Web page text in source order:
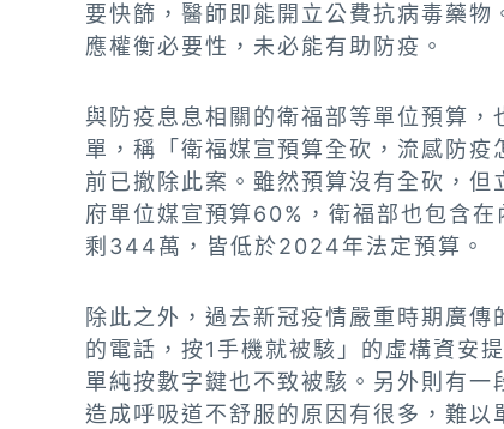
要快篩，醫師即能開立公費抗病毒藥
應權衡必要性，未必能有助防疫。
與防疫息息相關的衛福部等單位預算
單，稱「衛福媒宣預算全砍，流感防
前已撤除此案。雖然預算沒有全砍，
府單位媒宣預算60%，衛福部也包含
剩344萬，皆低於2024年法定預算。
除此之外，過去新冠疫情嚴重時期廣
的電話，按1手機就被駭」的虛構資安
單純按數字鍵也不致被駭。另外則有
造成呼吸道不舒服的原因有很多，難以